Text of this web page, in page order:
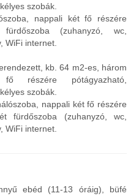
szobák.
nappali két fő részére
(zuhanyzó, wc,
WiFi internet.
kb. 64 m2-es, három
részére pótágyazható,
szobák.
nappali két fő részére
fürdőszoba (zuhanyzó, wc,
WiFi internet.
ebéd (11-13 óráig), büfé